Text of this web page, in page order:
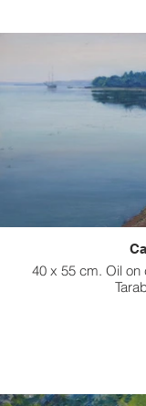
40 x 55 cm. Oil